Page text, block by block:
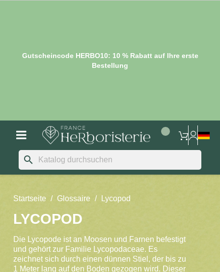
Gutscheincode HERBO10: 10 % Rabatt auf Ihre erste
Bestellung
search
Startseite Glossaire Lycopod
LYCOPOD
Die Lycopode ist an Moosen und Farnen befestigt
und gehört zur Familie Lycopodaceae. Es
zeichnet sich durch einen dünnen Stiel, der bis zu
1 Meter lang auf den Boden gezogen wird. Dieser